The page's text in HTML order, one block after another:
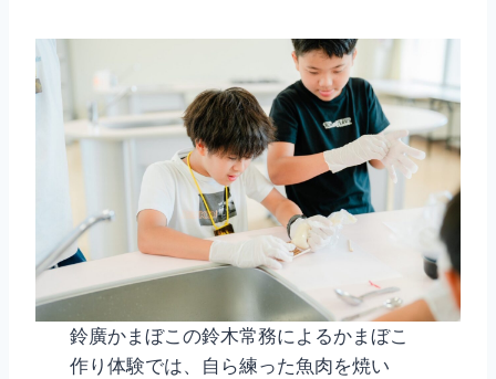
鈴廣かまぼこの鈴木常務によるかまぼこ
作り体験では、自ら練った魚肉を焼い